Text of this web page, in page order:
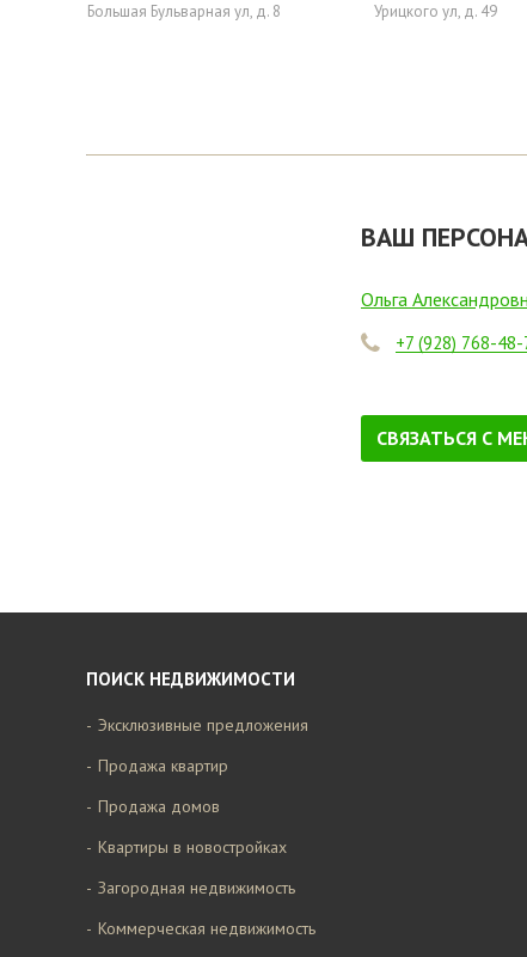
Большая Бульварная ул, д. 8
Урицкого ул, д. 49
ВАШ
Ольга
+7 (928) 768-48-
СВЯЗАТЬСЯ С
ПОИСК НЕДВИЖИМОСТИ
Эксклюзивные предложения
Продажа квартир
Продажа домов
Квартиры в новостройках
Загородная недвижимость
Коммерческая недвижимость